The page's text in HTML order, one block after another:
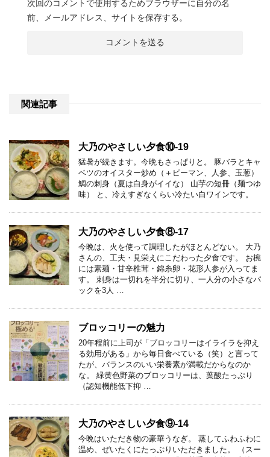
次回のコメントで使用するためブラウザーに自分の名
前、メールアドレス、サイトを保存する。
関連記事
大乃のやさしい夕食⑩-19
猛暑が続きます。今晩もさっぱりと。 豚バラとキャ
ベツのオイスター炒め（＋ピーマン、人参、玉葱）
鯛の刺身（夏は白身がイイな） 山芋の短冊（麺つゆ
味） と、冷えすぎなくらい冷たい白ワインです。
大乃のやさしい夕食⑧-17
今晩は、火を使って調理したがほとんどない。 大乃
さんの、工夫・見栄えにこだわった夕食です。 お椀
には素麺・甘辛椎茸・錦糸卵・花形人参が入ってま
す。 刺身は一切れを半分に切り、一人分の小さなパ
ックを3人 …
ブロッコリーの魅力
20年程前に上司が「ブロッコリーはイライラを抑え
る効用がある」から毎日食べている（笑）と言って
たが、バランスのいい栄養素が満載だからなのか
な。 緑黄色野菜のブロッコリーは、葉酸たっぷり
（認知機能低下抑 …
大乃のやさしい夕食⑨-14
今晩はいただき物の豪華うなぎ。 蒸してふわふわに
温め、ぜいたくにたっぷりいただきました。 （スー